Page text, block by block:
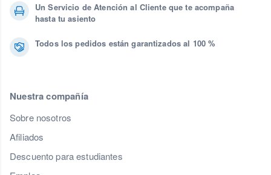
Un Servicio de Atención al Cliente que te acompaña
hasta tu asiento
Todos los pedidos están garantizados al 100 %
Nuestra compañía
Sobre nosotros
Afiliados
Descuento para estudiantes